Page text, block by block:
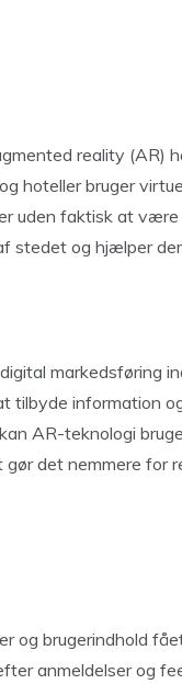
reality (AR)
hoteller bruger
uden faktisk at
stedet og hjælper
markedsføring
tilbyde information
AR-teknologi
det nemmere for
og brugerindhold
anmeldelser og